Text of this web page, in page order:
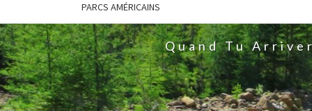
PARCS AMÉRICAINS
Quand Tu